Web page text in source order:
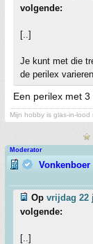
volgende:
[..]
Je kunt met die
de perilex
Een perilex met
Mijn hobby is glas-in-
Moderator
Vonkenboer
Op vrijdag 22
volgende:
[..]